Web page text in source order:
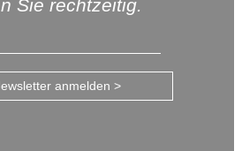
Sie rechtzeitig.
anmelden >